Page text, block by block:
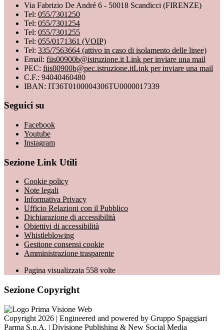
Via Fabrizio De André 6 - 50018 Scandicci (FIRENZE)
Tel: 055/7301250
Tel: 055/7301254
Tel: 055/7301255
Tel: 055/0171361 (VOIP)
Tel: 335/7563664 (attivo in caso di isolamento delle linee)
Email: fiis00900b@istruzione.it Link per inviare una mail
PEC: fiis00900b@pec.istruzione.itLink per inviare una mail
C.F.: 94040460480
IBAN: IT36T0100004306TU0000017339
Seguici su
Facebook
Youtube
Instagram
Sezione Link Utili
Cookie policy
Note legali
Informativa Privacy
Ufficio Relazioni con il Pubblico
Dichiarazione di accessibilità
Obiettivi di accessibilità
Whistleblowing
Gestione consensi cookie
Amministrazione trasparente
Pagina visualizzata 558 volte
Sezione Copyright
Copyright 2026 | Engineered and powered by Gruppo Spaggiari
Parma S.p.A. | Divisione Publishing & New Social Media